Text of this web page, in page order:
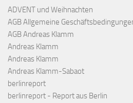
ADVENT und Weihnachten
AGB Allgemeine
AGB Andreas Klamm
Andreas Klamm
Andreas Klamm
Andreas Klamm-Sabaot
berlinreport
berlinreport - Report aus Berlin